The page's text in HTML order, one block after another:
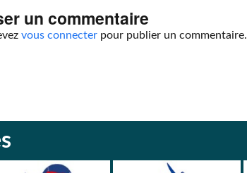
un commentaire
vous connecter pour publier un commentaire.